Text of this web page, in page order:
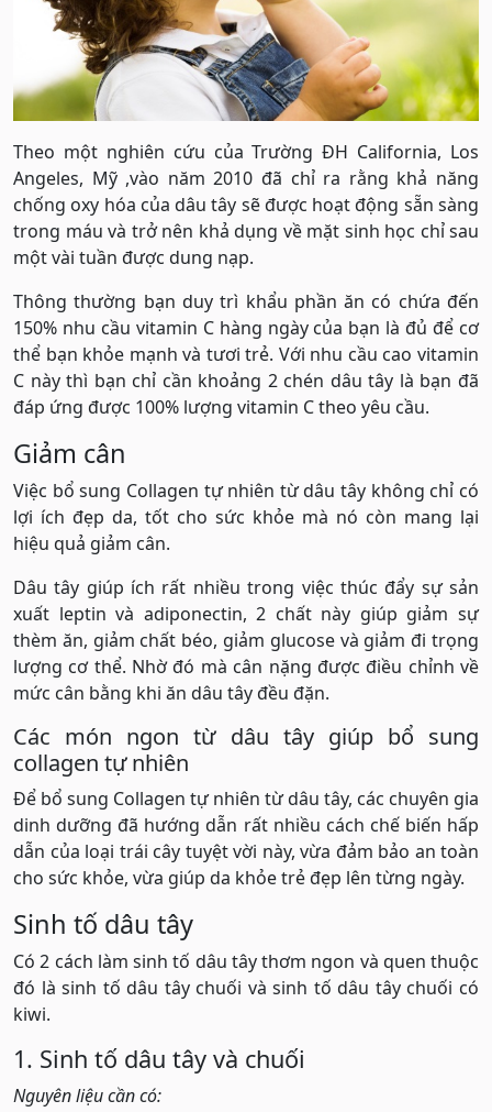
Theo một nghiên cứu của Trường ĐH California, Los
Angeles, Mỹ ,vào năm 2010 đã chỉ ra rằng khả năng
chống oxy hóa của dâu tây sẽ được hoạt động sẵn sàng
trong máu và trở nên khả dụng về mặt sinh học chỉ sau
một vài tuần được dung nạp.
Thông thường bạn duy trì khẩu phần ăn có chứa đến
150% nhu cầu vitamin C hàng ngày của bạn là đủ để cơ
thể bạn khỏe mạnh và tươi trẻ. Với nhu cầu cao vitamin
C này thì bạn chỉ cần khoảng 2 chén dâu tây là bạn đã
đáp ứng được 100% lượng vitamin C theo yêu cầu.
Giảm cân
Việc bổ sung Collagen tự nhiên từ dâu tây không chỉ có
lợi ích đẹp da, tốt cho sức khỏe mà nó còn mang lại
hiệu quả giảm cân.
Dâu tây giúp ích rất nhiều trong việc thúc đẩy sự sản
xuất leptin và adiponectin, 2 chất này giúp giảm sự
thèm ăn, giảm chất béo, giảm glucose và giảm đi trọng
lượng cơ thể. Nhờ đó mà cân nặng được điều chỉnh về
mức cân bằng khi ăn dâu tây đều đặn.
Các món ngon từ dâu tây giúp bổ sung
collagen tự nhiên
Để bổ sung Collagen tự nhiên từ dâu tây, các chuyên gia
dinh dưỡng đã hướng dẫn rất nhiều cách chế biến hấp
dẫn của loại trái cây tuyệt vời này, vừa đảm bảo an toàn
cho sức khỏe, vừa giúp da khỏe trẻ đẹp lên từng ngày.
Sinh tố dâu tây
Có 2 cách làm sinh tố dâu tây thơm ngon và quen thuộc
đó là sinh tố dâu tây chuối và sinh tố dâu tây chuối có
kiwi.
1. Sinh tố dâu tây và chuối
Nguyên liệu cần có: